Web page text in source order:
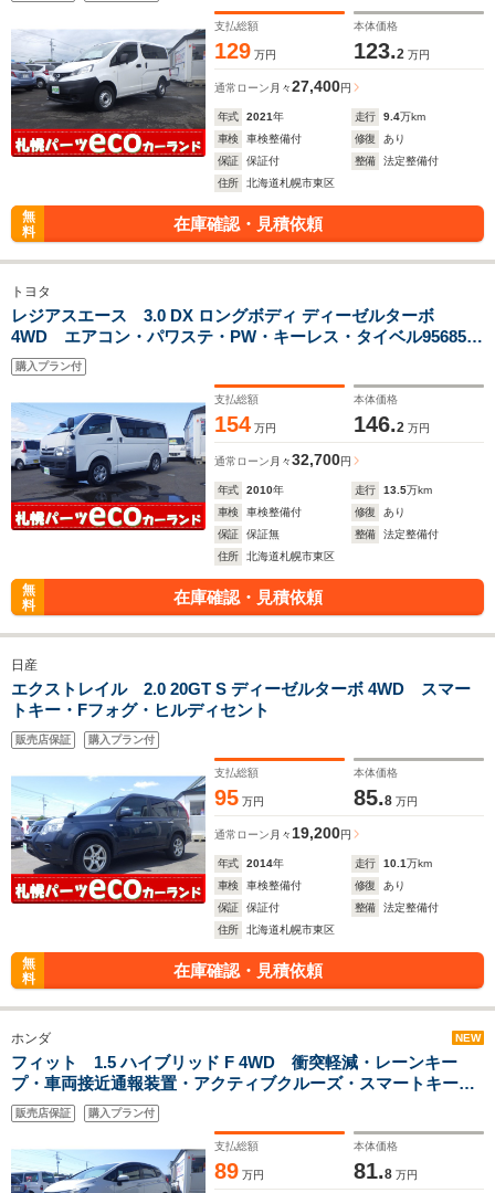
支払総額
129 万円
本体価格
123.2 万円
通常ローン 月々27,400円
年式 2021年 走行 9.4万km
車検
車検整備付 修復
あり
保証
保証付 整備
法定整備付
住所
北海道札幌市東区
無
料
在庫確認・見積依頼
トヨタ
レジアスエース 3.0 DX ロングボディ ディーゼルターボ
4WD エアコン・パワステ・PW・キーレス・タイベル95685キ
ロ時交換済み・車検新規
購入プラン付
支払総額
154 万円
本体価格
146.2 万円
通常ローン 月々32,700円
年式 2010年 走行 13.5万km
車検
車検整備付 修復
あり
保証
保証無 整備
法定整備付
住所
北海道札幌市東区
無
料
在庫確認・見積依頼
日産
エクストレイル 2.0 20GT S ディーゼルターボ 4WD スマー
トキー・Fフォグ・ヒルディセント
販売店保証 購入プラン付
支払総額
95 万円
本体価格
85.8 万円
通常ローン 月々 19,200円
年式 2014年 走行 10.1万km
車検
車検整備付 修復
あり
保証
保証付 整備
法定整備付
住所
北海道札幌市東区
無
料
在庫確認・見積依頼
ホンダ NEW
フィット 1.5 ハイブリッド F 4WD 衝突軽減・レーンキー
プ・車両接近通報装置・アクティブクルーズ・スマートキー・
ナビ・Bカメラ・ETC
販売店保証 購入プラン付
支払総額
89 万円
本体価格
81.8 万円